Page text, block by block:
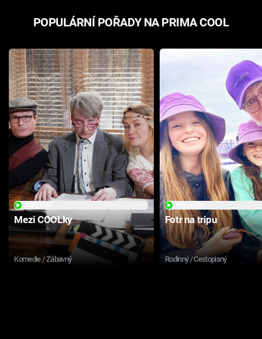
POPULÁRNÍ POŘADY NA PRIMA COOL
Mezi COOLky
Komedie / Zábavný
Fotr na tripu
Rodinný / Cestopisný